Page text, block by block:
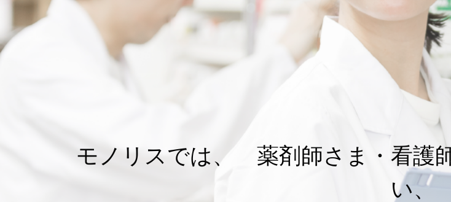
モノリスでは、 薬剤師さま・看護
い、